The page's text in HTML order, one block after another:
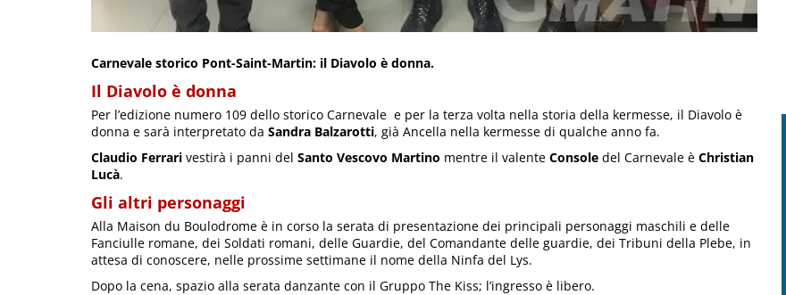
Carnevale storico Pont-Saint-Martin: il Diavolo è donna.
Il Diavolo è donna
Per l’edizione numero 109 dello storico Carnevale e per la terza volta nella storia della kermesse, il Diavolo è
donna e sarà interpretato da Sandra Balzarotti, già Ancella nella kermesse di qualche anno fa.
Claudio Ferrari vestirà i panni del Santo Vescovo Martino mentre il valente Console del Carnevale è Christian
Lucà.
Gli altri personaggi
Alla Maison du Boulodrome è in corso la serata di presentazione dei principali personaggi maschili e delle
Fanciulle romane, dei Soldati romani, delle Guardie, del Comandante delle guardie, dei Tribuni della Plebe, in
attesa di conoscere, nelle prossime settimane il nome della Ninfa del Lys.
Dopo la cena, spazio alla serata danzante con il Gruppo The Kiss; l’ingresso è libero.